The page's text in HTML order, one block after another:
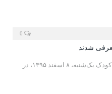
شدند
پنجاه و چهارمین سالگرد شورای کتاب کودک یک‌شنبه، ۸ اسفند ۱۳۹۵، در